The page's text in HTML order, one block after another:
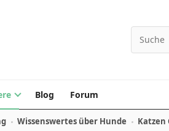
Search
Blog Forum
Wissenswertes über Hunde Katzen